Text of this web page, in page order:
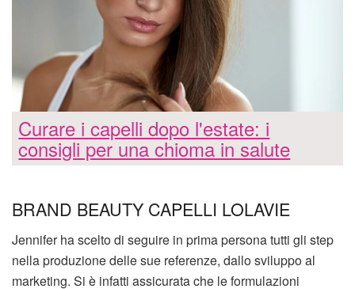
Curare i capelli dopo l'estate: i
consigli per una chioma in salute
BRAND BEAUTY CAPELLI LOLAVIE
Jennifer ha scelto di seguire in prima persona tutti gli step
nella produzione delle sue referenze, dallo sviluppo al
marketing. Si è infatti assicurata che le formulazioni